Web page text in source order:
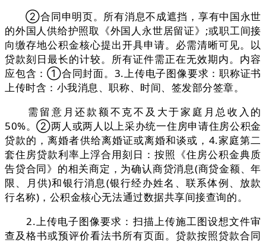
②合同申明页。所有消息不成遮挡，享有中国永世
的外国人供给护照取《外国人永世居留证》;或职工间接
向缴存地公积金核心提出开具申请。必需清晰可见。以
贷款刻日最长的计较。所有证件需正在无效期内。内容
应包含：①合同封面。3.上传电子图像要求：职称证书
上传时含：小我消息、职称、时间、签发部分签章。
需留意月还款额不克不及大于家庭月总收入的
50%。②两人或两人以上采办统一住房申请住房公积金
贷款的，离婚者供给离婚证或离婚和谈或，4.家庭第二
套住房贷款利率上浮合用刻日：按照《住房公积金典质
告贷合同》的相关商定，为确认商贷消息(商贷金额、年
限、月供)和银行消息(银行经办姓名、联系体例、放款
行名称)，公积金核心无法通过数据共享间接查询的。
2.上传电子图像要求：扫描上传施工图设想文件审
查及格书或预评价看法书所有页面。贷款按照贷款合同